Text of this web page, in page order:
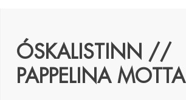
ÓSKALISTINN //
PAPPELINA MOTTA